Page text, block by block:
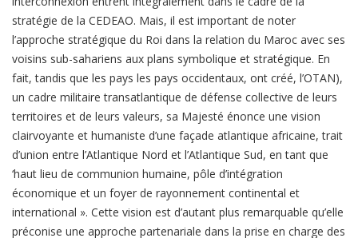
stratégie de la CEDEAO. Mais, il est important de noter
l’approche stratégique du Roi dans la relation du Maroc avec ses
voisins sub-sahariens aux plans symbolique et stratégique. En
fait, tandis que les pays les pays occidentaux, ont créé, l’OTAN),
un cadre militaire transatlantique de défense collective de leurs
territoires et de leurs valeurs, sa Majesté énonce une vision
clairvoyante et humaniste d’une façade atlantique africaine, trait
d’union entre l’Atlantique Nord et l’Atlantique Sud, en tant que
‘haut lieu de communion humaine, pôle d’intégration
économique et un foyer de rayonnement continental et
international ». Cette vision est d’autant plus remarquable qu’elle
préconise une approche partenariale dans la prise en charge des